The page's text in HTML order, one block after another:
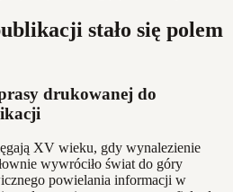
stało się polem
drukowanej do
XV wieku, gdy wynalezienie
wywróciło świat do góry
powielania informacji w